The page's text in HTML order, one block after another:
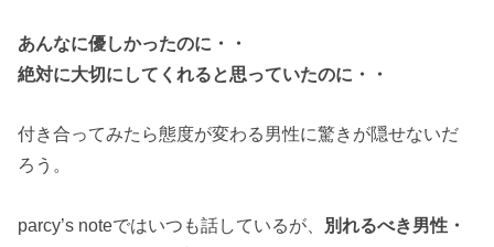
あんなに優しかったのに・・
絶対に大切にしてくれると思っていたのに・・
付き合ってみたら態度が変わる男性に驚きが隠せないだ
ろう。
parcy’s noteではいつも話しているが、 別れるべき男性・